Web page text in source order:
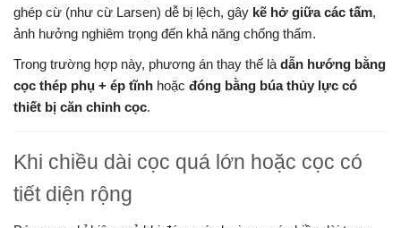
ghép cừ (như cừ Larsen) dễ bị lệch, gây kẽ hở giữa các tấm,
ảnh hưởng nghiêm trọng đến khả năng chống thấm.
Trong trường hợp này, phương án thay thế là dẫn hướng bằng
cọc thép phụ + ép tĩnh hoặc đóng bằng búa thủy lực có
thiết bị căn chỉnh cọc.
Khi chiều dài cọc quá lớn hoặc cọc có
tiết diện rộng